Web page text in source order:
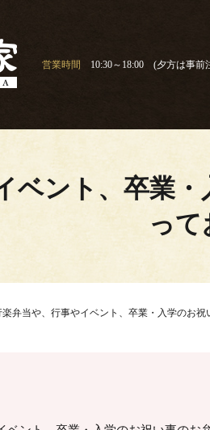
営業時間
10:30～18:00 (夕方は事前
ベント、卒業
って
弁当や、行事やイベント、卒業・入学のお